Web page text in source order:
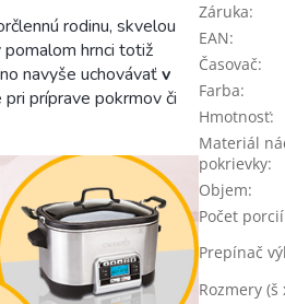
rodinu, skvelou
hrnci totiž
navyše uchovávaťv
príprave pokrmov či
Záruka:
EAN:
Časovač:
Farba:
Hmotnosť:
Materiál
pokrievky:
Objem:
Počet
Prepínač
Rozmery (š